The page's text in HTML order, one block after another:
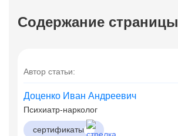
Содержание страницы
Автор статьи:
Доценко Иван Андреевич
Психиатр-нарколог
сертификаты